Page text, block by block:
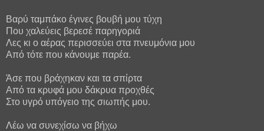
Βαρύ ταμπάκο έγινες βουβή μου τύχη
Που χαλεύεις βερεσέ παρηγοριά
Λες κι ο αέρας περισσεύει στα πνευμόνια μου
Από τότε που κάνουμε παρέα.
Άσε που βράχηκαν και τα σπίρτα
Από τα κρυφά μου δάκρυα προχθές
Στο υγρό υπόγειο της σιωπής μου.
Λέω να συνεχίσω να βήχω